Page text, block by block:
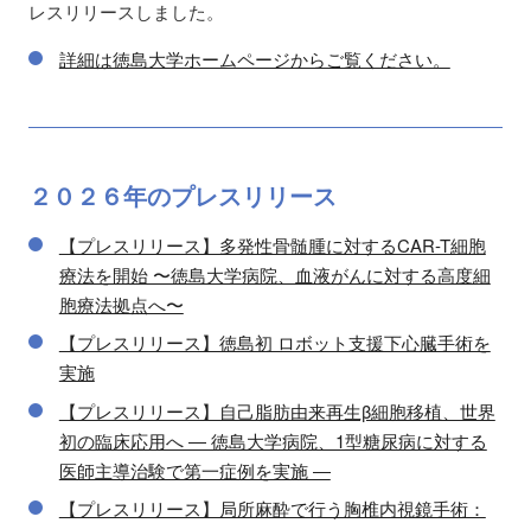
レスリリースしました。
詳細は徳島大学ホームページからご覧ください。
２０２６年のプレスリリース
【プレスリリース】多発性骨髄腫に対するCAR-T細胞
療法を開始 〜徳島大学病院、血液がんに対する高度細
胞療法拠点へ〜
【プレスリリース】徳島初 ロボット支援下心臓手術を
実施
【プレスリリース】自己脂肪由来再生β細胞移植、世界
初の臨床応用へ ― 徳島大学病院、1型糖尿病に対する
医師主導治験で第一症例を実施 ―
【プレスリリース】局所麻酔で行う胸椎内視鏡手術：